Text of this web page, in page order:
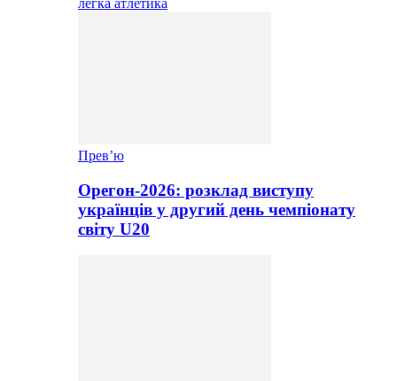
легка атлетика
Прев’ю
Орегон-2026: розклад виступу
українців у другий день чемпіонату
світу U20